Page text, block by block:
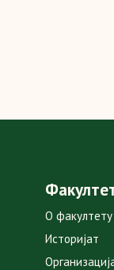
О факултету
Историјат